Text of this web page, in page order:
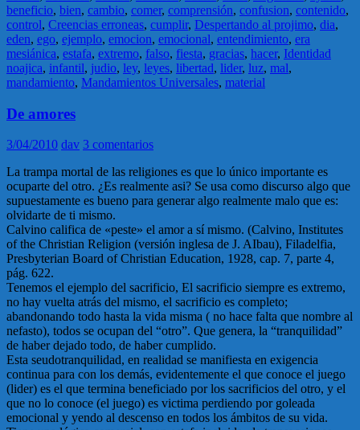
beneficio, bien, cambio, comer, comprensión, confusion, contenido,
control, Creencias erroneas, cumplir, Despertando al projimo, dia,
eden, ego, ejemplo, emocion, emocional, entendimiento, era
mesiánica, estafa, extremo, falso, fiesta, gracias, hacer, Identidad
noajica, infantil, judio, ley, leyes, libertad, lider, luz, mal,
mandamiento, Mandamientos Universales, material
De amores
3/04/2010 dav 3 comentarios
La trampa mortal de las religiones es que lo único importante es
ocuparte del otro. ¿Es realmente asi? Se usa como discurso algo que
supuestamente es bueno para generar algo realmente malo que es:
olvidarte de ti mismo.
Calvino califica de «peste» el amor a sí mismo. (Calvino, Institutes
of the Christian Religion (versión inglesa de J. AIbau), Filadelfia,
Presbyterian Board of Christian Education, 1928, cap. 7, parte 4,
pág. 622.
Tenemos el ejemplo del sacrificio, El sacrificio siempre es extremo,
no hay vuelta atrás del mismo, el sacrificio es completo;
abandonando todo hasta la vida misma ( no hace falta que nombre al
nefasto), todos se ocupan del “otro”. Que genera, la “tranquilidad”
de haber dejado todo, de haber cumplido.
Esta seudotranquilidad, en realidad se manifiesta en exigencia
continua para con los demás, evidentemente el que conoce el juego
(lider) es el que termina beneficiado por los sacrificios del otro, y el
que no lo conoce (el juego) es victima perdiendo por goleada
emocional y yendo al descenso en todos los ámbitos de su vida.